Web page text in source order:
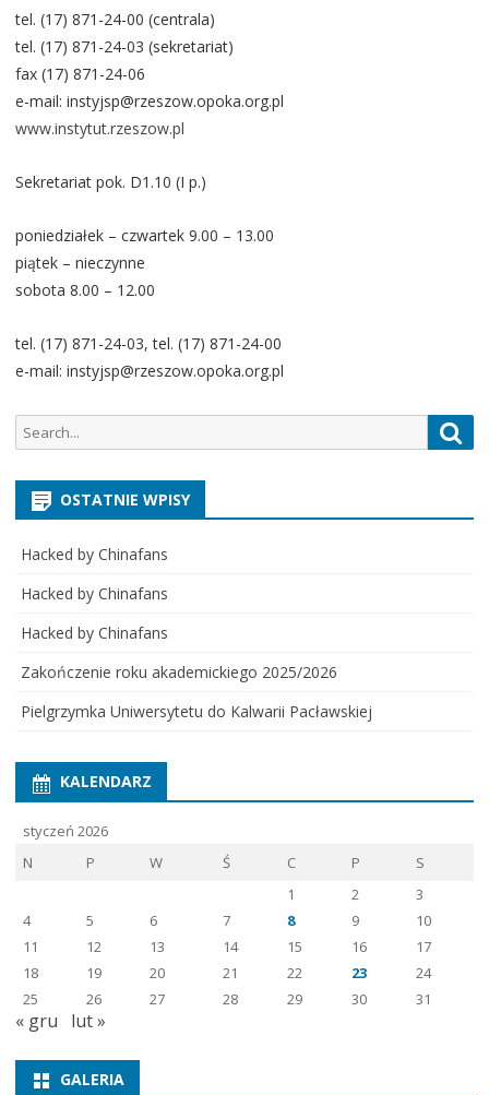
tel. (17) 871-24-00 (centrala)
tel. (17) 871-24-03 (sekretariat)
fax (17) 871-24-06
e-mail: instyjsp@rzeszow.opoka.org.pl
www.instytut.rzeszow.pl
Sekretariat pok. D1.10 (I p.)
poniedziałek – czwartek 9.00 – 13.00
piątek – nieczynne
sobota 8.00 – 12.00
tel. (17) 871-24-03, tel. (17) 871-24-00
e-mail: instyjsp@rzeszow.opoka.org.pl
Search
for:
OSTATNIE WPISY
Hacked by Chinafans
Hacked by Chinafans
Hacked by Chinafans
Zakończenie roku akademickiego 2025/2026
Pielgrzymka Uniwersytetu do Kalwarii Pacławskiej
KALENDARZ
styczeń 2026
N
P W Ś C P
S
1
2
3
4
5 6 7 8 9
10
11
12 13 14 15 16
17
18
19 20 21 22 23
24
25
26 27 28 29 30 31
« gru lut »
GALERIA